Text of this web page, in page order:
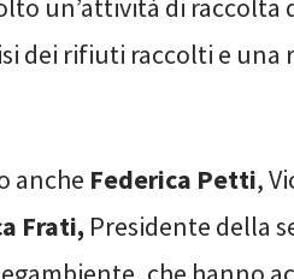
un’attività di raccolta
dei rifiuti raccolti e una
anche Federica Petti,
Frati, Presidente della